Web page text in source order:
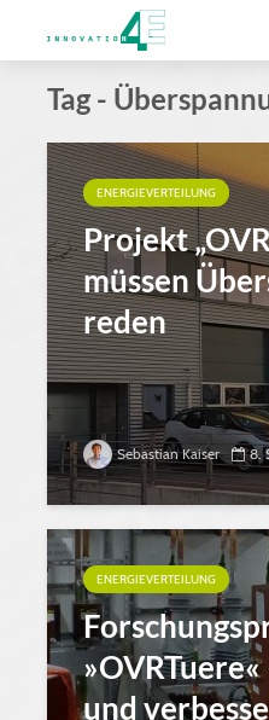
Tag -
ENERGIEVERTEILUNG
Projekt
müssen
reden
Sebastian Kaiser 8.
ENERGIEVERTEILUNG
und